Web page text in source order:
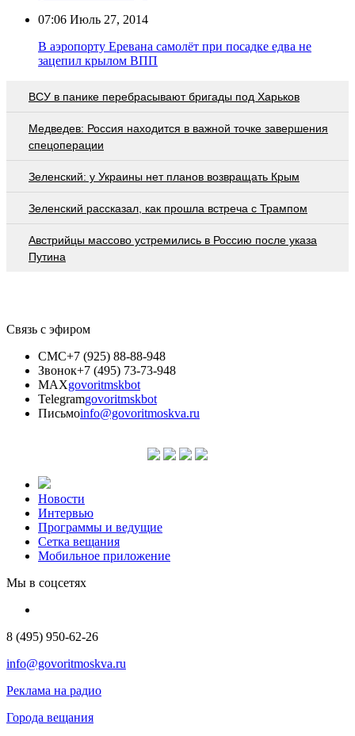
07:06 Июль 27, 2014
В аэропорту Еревана самолёт при посадке едва не
зацепил крылом ВПП
ВСУ в панике перебрасывают бригады под Харьков
Медведев: Россия находится в важной точке завершения
спецоперации
Зеленский: у Украины нет планов возвращать Крым
Зеленский рассказал, как прошла встреча с Трампом
Австрийцы массово устремились в Россию после указа
Путина
Связь с эфиром
СМС+7 (925) 88-88-948
Звонок+7 (495) 73-73-948
MAXgovoritmskbot
Telegramgovoritmskbot
Письмоinfo@govoritmoskva.ru
Новости
Интервью
Программы и ведущие
Сетка вещания
Мобильное приложение
Мы в соцсетях
8 (495) 950-62-26
info@govoritmoskva.ru
Реклама на радио
Города вещания